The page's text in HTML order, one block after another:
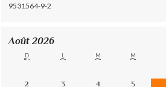
9531564-9-2
Août 2026
D L M M
2
3 4 5